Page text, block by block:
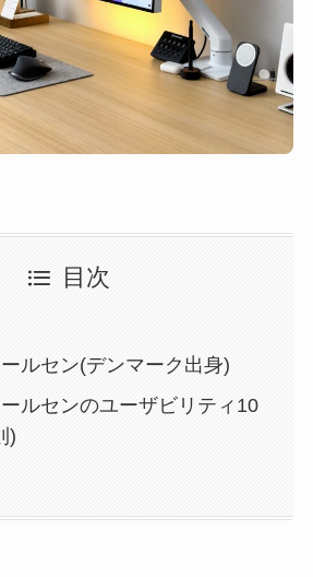
目次
ルセン(デンマーク出身)
ルセンのユーザビリティ10
)